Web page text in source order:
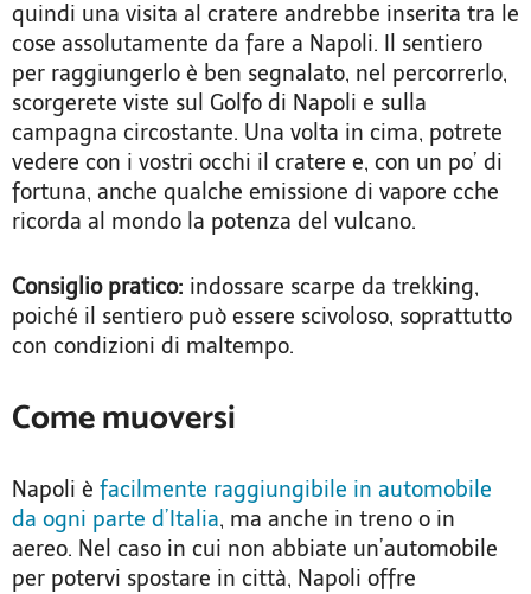
quindi una visita al cratere andrebbe inserita tra le
cose assolutamente da fare a Napoli. Il sentiero
per raggiungerlo è ben segnalato, nel percorrerlo,
scorgerete viste sul Golfo di Napoli e sulla
campagna circostante. Una volta in cima, potrete
vedere con i vostri occhi il cratere e, con un po’ di
fortuna, anche qualche emissione di vapore cche
ricorda al mondo la potenza del vulcano.
Consiglio pratico: indossare scarpe da trekking,
poiché il sentiero può essere scivoloso, soprattutto
con condizioni di maltempo.
Come muoversi
Napoli è facilmente raggiungibile in automobile
da ogni parte d’Italia, ma anche in treno o in
aereo. Nel caso in cui non abbiate un’automobile
per potervi spostare in città, Napoli offre